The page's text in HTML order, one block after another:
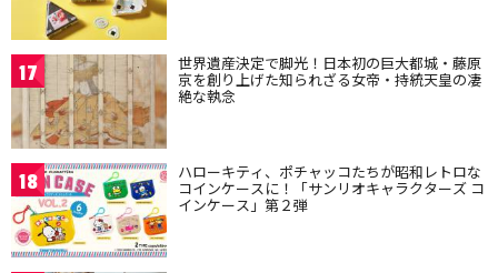
17 世界遺産決定で脚光！日本初の巨大都城・藤原
京を創り上げた知られざる女帝・持統天皇の凄
絶な執念
18 ハローキティ、ポチャッコたちが昭和レトロな
コインケースに！「サンリオキャラクターズ コ
インケース」第２弾